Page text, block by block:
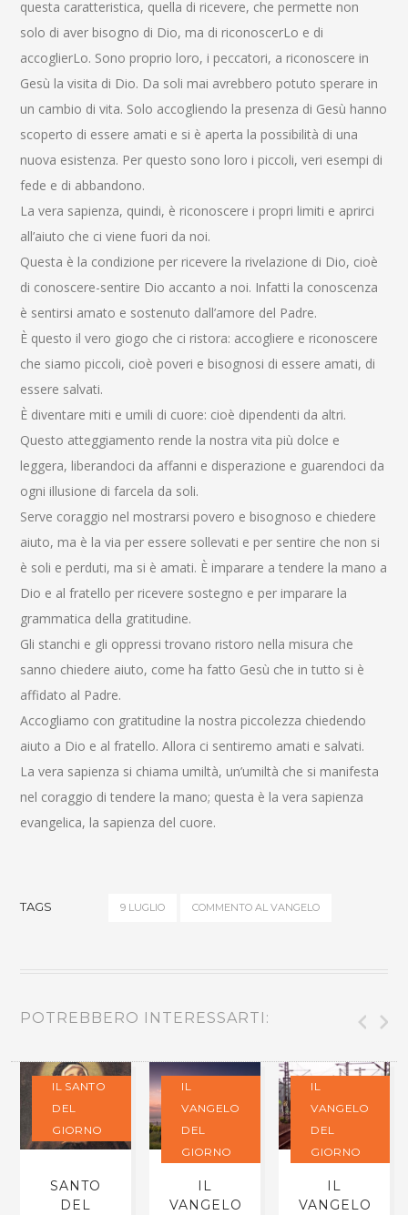
questa caratteristica, quella di ricevere, che permette non
solo di aver bisogno di Dio, ma di riconoscerLo e di
accoglierLo. Sono proprio loro, i peccatori, a riconoscere in
Gesù la visita di Dio. Da soli mai avrebbero potuto sperare in
un cambio di vita. Solo accogliendo la presenza di Gesù hanno
scoperto di essere amati e si è aperta la possibilità di una
nuova esistenza. Per questo sono loro i piccoli, veri esempi di
fede e di abbandono.
La vera sapienza, quindi, è riconoscere i propri limiti e aprirci
all’aiuto che ci viene fuori da noi.
Questa è la condizione per ricevere la rivelazione di Dio, cioè
di conoscere-sentire Dio accanto a noi. Infatti la conoscenza
è sentirsi amato e sostenuto dall’amore del Padre.
È questo il vero giogo che ci ristora: accogliere e riconoscere
che siamo piccoli, cioè poveri e bisognosi di essere amati, di
essere salvati.
È diventare miti e umili di cuore: cioè dipendenti da altri.
Questo atteggiamento rende la nostra vita più dolce e
leggera, liberandoci da affanni e disperazione e guarendoci da
ogni illusione di farcela da soli.
Serve coraggio nel mostrarsi povero e bisognoso e chiedere
aiuto, ma è la via per essere sollevati e per sentire che non si
è soli e perduti, ma si è amati. È imparare a tendere la mano a
Dio e al fratello per ricevere sostegno e per imparare la
grammatica della gratitudine.
Gli stanchi e gli oppressi trovano ristoro nella misura che
sanno chiedere aiuto, come ha fatto Gesù che in tutto si è
affidato al Padre.
Accogliamo con gratitudine la nostra piccolezza chiedendo
aiuto a Dio e al fratello. Allora ci sentiremo amati e salvati.
La vera sapienza si chiama umiltà, un’umiltà che si manifesta
nel coraggio di tendere la mano; questa è la vera sapienza
evangelica, la sapienza del cuore.
TAGS 9 LUGLIO COMMENTO AL VANGELO
POTREBBERO INTERESSARTI:
IL SANTO
DEL
GIORNO
SANTO
DEL
IL
VANGELO
DEL
GIORNO
IL
VANGELO
IL
VANGELO
DEL
GIORNO
IL
VANGELO